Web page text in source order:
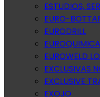
ESTUDIOS,
EURO-
EURODRILL
EUROQUIMICA
EUROWELD
EXCLUSIVAS
EXCLUSIVE
EXOJO